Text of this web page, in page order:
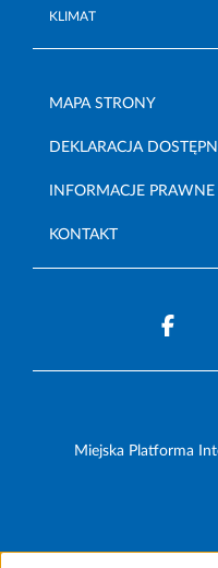
KLIMAT
MAPA STRONY
DEKLARACJA
INFORMACJE PRAWNE
KONTAKT
Miejska Platforma